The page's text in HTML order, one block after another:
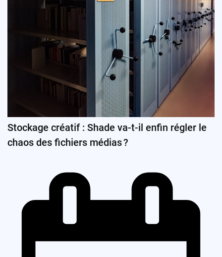
Stockage créatif : Shade va-t-il enfin régler le
chaos des fichiers médias ?